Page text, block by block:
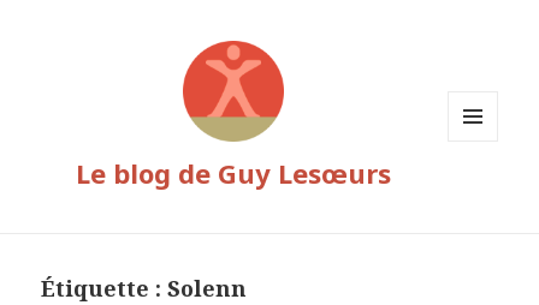
Le blog de Guy Lesœurs
Étiquette :Solenn